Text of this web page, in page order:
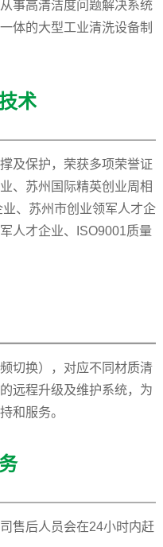
事高清洁度问题解决系统
体的大型工业清洗设备制
术
及保护，荣获多项荣誉证
、苏州国际精英创业周相
、苏州市创业领军人才企
人才企业、ISO9001质量
切换），对应不同材质清
远程升级及维护系统，为
和服务。
售后人员会在24小时内赶